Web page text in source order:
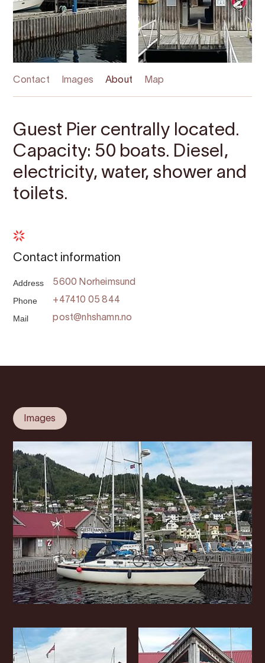
Contact Images About Map
Guest Pier centrally located.
Capacity: 50 boats. Diesel,
electricity, water, shower and
toilets.
Contact information
Address 5600 Norheimsund
Phone +47410 05 844
Mail post@nhshamn.no
Images